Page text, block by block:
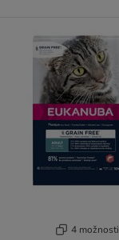
4 možnosti